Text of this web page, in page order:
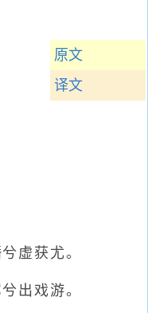
原文
译文
虚获尤。
出戏游。